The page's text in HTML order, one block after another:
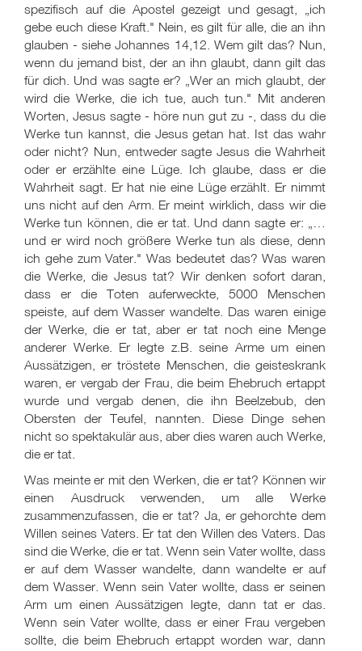
spezifisch auf die Apostel gezeigt und gesagt, „ich
gebe euch diese Kraft." Nein, es gilt für alle, die an ihn
glauben - siehe Johannes 14,12. Wem gilt das? Nun,
wenn du jemand bist, der an ihn glaubt, dann gilt das
für dich. Und was sagte er? „Wer an mich glaubt, der
wird die Werke, die ich tue, auch tun." Mit anderen
Worten, Jesus sagte - höre nun gut zu -, dass du die
Werke tun kannst, die Jesus getan hat. Ist das wahr
oder nicht? Nun, entweder sagte Jesus die Wahrheit
oder er erzählte eine Lüge. Ich glaube, dass er die
Wahrheit sagt. Er hat nie eine Lüge erzählt. Er nimmt
uns nicht auf den Arm. Er meint wirklich, dass wir die
Werke tun können, die er tat. Und dann sagte er: „…
und er wird noch größere Werke tun als diese, denn
ich gehe zum Vater." Was bedeutet das? Was waren
die Werke, die Jesus tat? Wir denken sofort daran,
dass er die Toten auferweckte, 5000 Menschen
speiste, auf dem Wasser wandelte. Das waren einige
der Werke, die er tat, aber er tat noch eine Menge
anderer Werke. Er legte z.B. seine Arme um einen
Aussätzigen, er tröstete Menschen, die geisteskrank
waren, er vergab der Frau, die beim Ehebruch ertappt
wurde und vergab denen, die ihn Beelzebub, den
Obersten der Teufel, nannten. Diese Dinge sehen
nicht so spektakulär aus, aber dies waren auch Werke,
die er tat.
Was meinte er mit den Werken, die er tat? Können wir
einen Ausdruck verwenden, um alle Werke
zusammenzufassen, die er tat? Ja, er gehorchte dem
Willen seines Vaters. Er tat den Willen des Vaters. Das
sind die Werke, die er tat. Wenn sein Vater wollte, dass
er auf dem Wasser wandelte, dann wandelte er auf
dem Wasser. Wenn sein Vater wollte, dass er seinen
Arm um einen Aussätzigen legte, dann tat er das.
Wenn sein Vater wollte, dass er einer Frau vergeben
sollte, die beim Ehebruch ertappt worden war, dann